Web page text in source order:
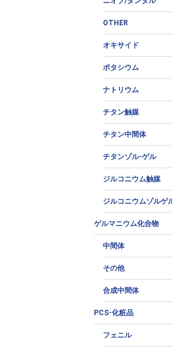
OTHER
オキサイド
ポタシウム
ナトリウム
チタン触媒
チタン中間体
チタンゾル-ゲル
ジルコニウム触媒
ジルコニウムゾルゲ
ゲルマニウム化合物
中間体
その他
合成中間体
PCS-化粧品
フェニル